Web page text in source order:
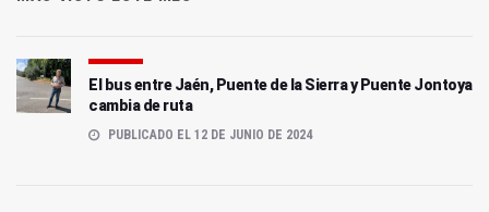
El bus entre Jaén, Puente de la Sierra y Puente Jontoya
cambia de ruta
PUBLICADO EL 12 DE JUNIO DE 2024